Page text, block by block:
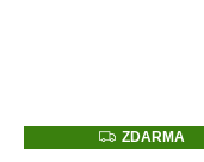
Z
D
ZDARMA